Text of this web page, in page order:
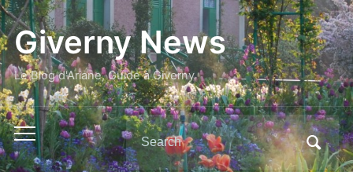
Giverny News
Le Blog d'Ariane, Guide à Giverny
Toggle
mobile
Search
for: